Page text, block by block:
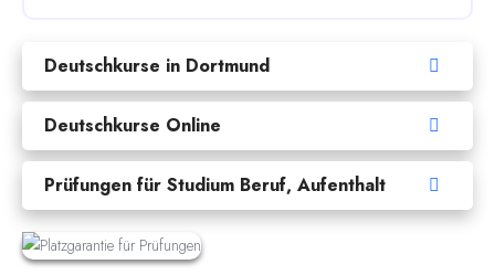
Deutschkurse in Dortmund
Deutschkurse Online
Prüfungen für Studium Beruf, Aufenthalt